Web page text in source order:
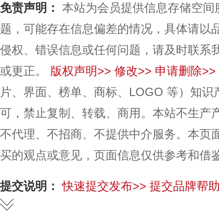
免责声明： 本站为会员提供信息存储空
题，可能存在信息偏差的情况，具体请以
侵权、错误信息或任何问题，请及时联系
或更正。
版权声明>> 修改>> 申请删除>>
片、界面、榜单、商标、LOGO 等）知
可，禁止复制、转载、商用。本站不生产
不代理、不招商、不提供中介服务。本页
买的观点或意见，页面信息仅供参考和借
提交说明： 快速提交发布>> 提交品牌帮